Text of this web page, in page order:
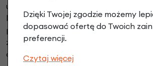
udostępnia zebrane dane osobowe
kredytodawcy lub leasingodawcy
powyższe płatności w Sklepie
zlecenie Administratora w zakresie
obsługi płatności realizowanej przez
Dzięki Twojej zgodzie możemy
dopasować ofertę do Twoich
preferencji.
Czytaj więcej